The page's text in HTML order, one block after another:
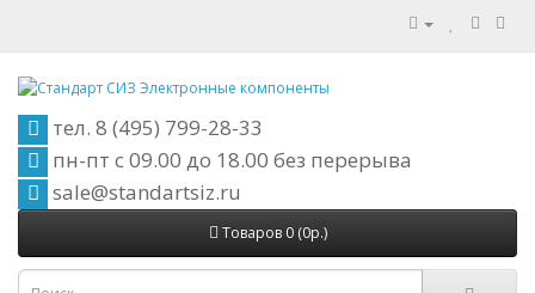
тел. 8 (495) 799-28-33
пн-пт с 09.00 до 18.00 без перерыва
sale@standartsiz.ru
Товаров 0 (0р.)